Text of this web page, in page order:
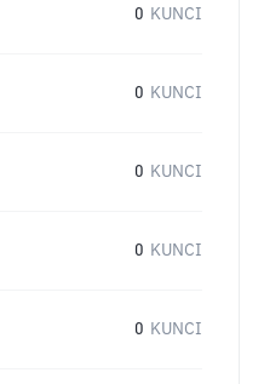
0 KUNCI
0 KUNCI
0 KUNCI
0 KUNCI
0 KUNCI